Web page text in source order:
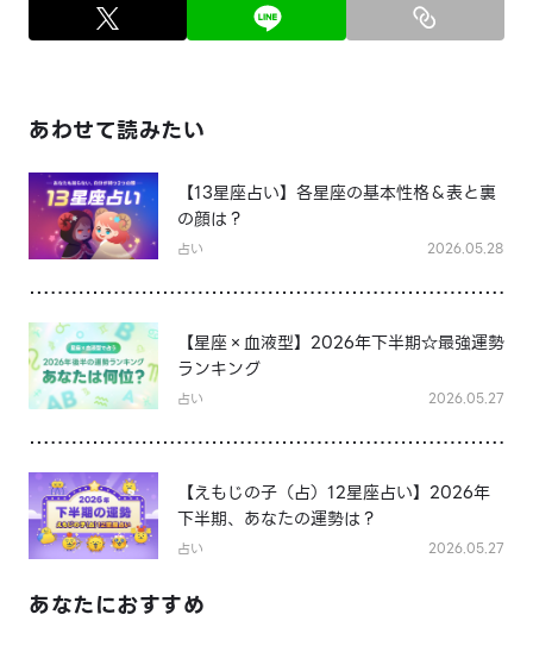
あわせて読みたい
【13星座占い】各星座の基本性格＆表と裏
の顔は？
占い 2026.05.28
【星座×血液型】2026年下半期☆最強運勢
ランキング
占い 2026.05.27
【えもじの子（占）12星座占い】2026年
下半期、あなたの運勢は？
占い 2026.05.27
あなたにおすすめ